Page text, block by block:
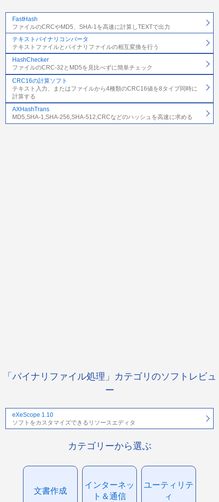
FastHash
ファイルのCRCやMD5、SHA-1を高速に計算しTEXTで出力
テキストバイナリコンバータ
テキストファイルとバイナリファイルの相互変換を行う
HashChecker
ファイルのCRC-32とMD5を見比べずに簡単チェック
CRC16の計算ソフト
テキスト入力、またはファイルから4種類のCRC16値を8タイプ同時に
計算する
AXHashTrans
MD5,SHA-1,SHA-256,SHA-512,CRCなどのハッシュを高速に求める
「バイナリファイル処理」カテゴリのソフトレビュ
ー
eXeScope 1.10
ソフトをカスタマイズできるリソースエディタ
カテゴリーから選ぶ
文書作成
インターネッ
ト＆通信
ユーティリテ
ィ